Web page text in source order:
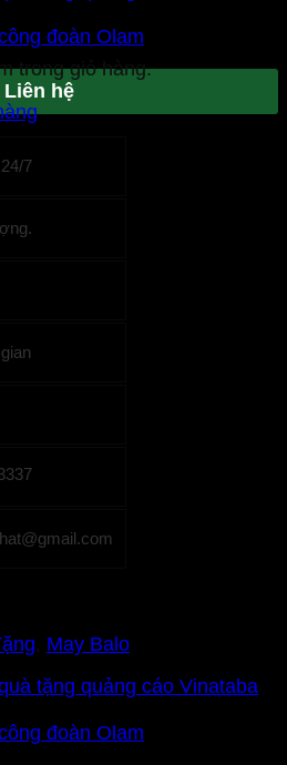
trong giỏ hàng.
Liên hệ
7
May Balo